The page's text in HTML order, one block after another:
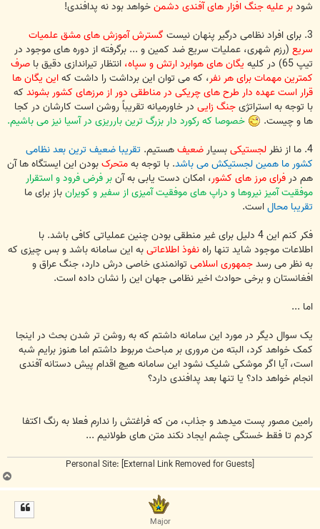
شودبر علیه جنگ افزار های آفندی دشمنخواهد بود نه پدافندی!
3. برای افراد نظامی درگیر پنهان نیست
گسترش آموزش های مشق علمیات
سریع (رزم شهری، عملیات سریع ضد کمین و ... برگرفته از دوره های موجود در
تیپ 65) در کلیه
یگان های هوابرد ارتش و سپاه،انتظار تیراندازی دقیق با صرف
کمترین مهمات برای هر نفر، که می توان این برداشت را داشت کهاین یگان ها
قرار است عهده دار طرح های چریکی در مناطقی دور از مرزهای کشور بشوندکه
با توجه به استراتژیجنگ زایی در خاورمیانه تقریباً روشن است کارشان در کجا
ها و چیست.
خصوصا که رکورد دار بزرگ ترین بارریزی در آسیا نیز می باشیم.
4. ما از نظر
لجستیکیبسیارضعیفهستیم. تقریبا ضعیف ترین بعد نظامی
کشور ما همین لجستیکش می باشد. با توجه بهمتحرکبودن این ایستگاه ها آن
هم درفرای مرز های کشور، امکان دست یابی به آنبر فرض فرود و استقرار
موفقیت آمیز نیروها و دراپ های موفقیت آمیزی از سفیر و کویرانباز برای ما
تقریبا محالاست.
فکر کنم این 4 دلیل برای غیر منطقی بودن چنین عملیاتی کافی باشد. با
اطلاعات موجود شاید تنها راهنفوذ اطلاعاتیبه این سامانه باشد و بس چیزی که
به نظر می رسدجمهوری اسلامیتوانمندی خاصی درش دارد، جنگ عراق و
افغانستان و برخی حوادث اخیر نظامی جهان این را نشان داده است.
اما ...
یک سوال دیگر در مورد این سامانه داشتم که به روشن تر شدن بحث در اینجا
کمک خواهد کرد، البته من مروری بر مباحث مربوط داشتم اما هنوز برایم شبه
است، آیا اگر موشکی شلیک نشود این سامانه هیچ اقدام پیش دستانه آفندی
انجام خواهد داد؟ یا تنها بعد پدافندی دارد؟
رامین مصور پست میدهد و جذاب، من که فراغتش را ندارم فعلا به رنگ اکتفا
کردم تا فقط خستگی چشم ایجاد نکند متن های طولانیم ...
Personal Site:[External Link Removed for Guests]
ب
ا
Major